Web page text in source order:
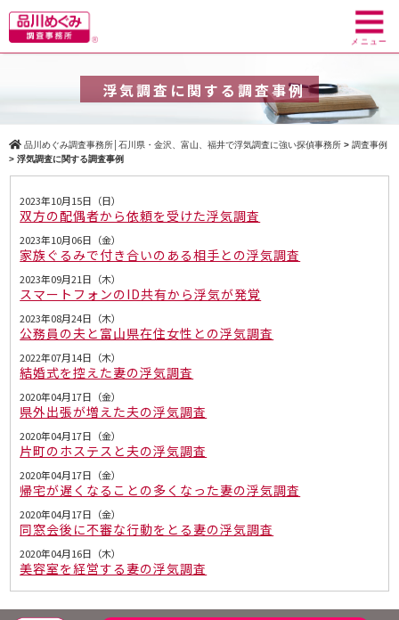
メニュー
浮気調査に関する調査事例
品川めぐみ調査事務所│石川県・金沢、富山、福井で浮気調査に強い探偵事務所> 調査事例
> 浮気調査に関する調査事例
2023年10月15日（日）
双方の配偶者から依頼を受けた浮気調査
2023年10月06日（金）
家族ぐるみで付き合いのある相手との浮気調査
2023年09月21日（木）
スマートフォンのID共有から浮気が発覚
2023年08月24日（木）
公務員の夫と富山県在住女性との浮気調査
2022年07月14日（木）
結婚式を控えた妻の浮気調査
2020年04月17日（金）
県外出張が増えた夫の浮気調査
2020年04月17日（金）
片町のホステスと夫の浮気調査
2020年04月17日（金）
帰宅が遅くなることの多くなった妻の浮気調査
2020年04月17日（金）
同窓会後に不審な行動をとる妻の浮気調査
2020年04月16日（木）
美容室を経営する妻の浮気調査